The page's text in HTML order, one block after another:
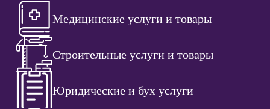
Медицинские услуги и товары
Строительные услуги и товары
Юридические и бух услуги